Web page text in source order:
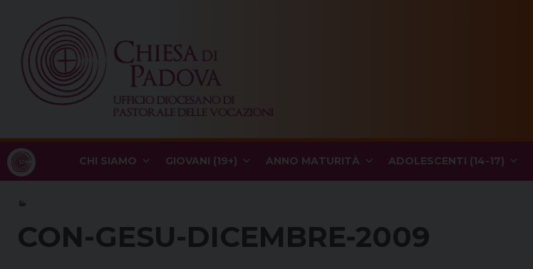
content
CHI SIAMO GIOVANI (19+) ANNO MATURITÀ ADOLESCENTI (14-17)
CON-GESU-DICEMBRE-2009